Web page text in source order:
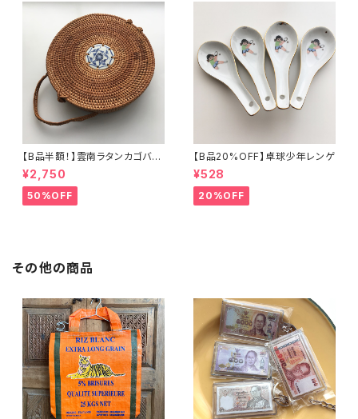
【B品半額！】雲南ラタンカゴバッ
グ
¥2,750
50%OFF
【B品20%OFF】卓球少年レンゲ
¥528
20%OFF
その他の商品